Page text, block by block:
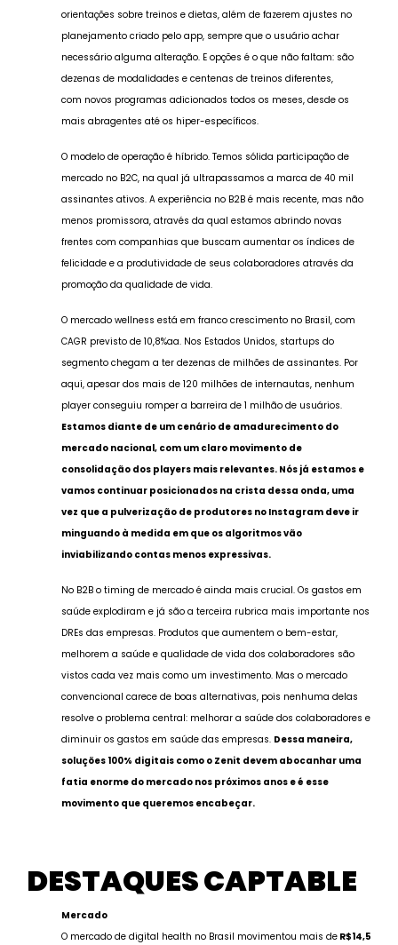
orientações sobre treinos e dietas, além de fazerem ajustes no
planejamento criado pelo app, sempre que o usuário achar
necessário alguma alteração. E opções é o que não faltam: são
dezenas de modalidades e centenas de treinos diferentes,
com novos programas adicionados todos os meses, desde os
mais abragentes até os hiper-específicos.
O modelo de operação é híbrido. Temos sólida participação de
mercado no B2C, na qual já ultrapassamos a marca de 40 mil
assinantes ativos. A experiência no B2B é mais recente, mas não
menos promissora, através da qual estamos abrindo novas
frentes com companhias que buscam aumentar os índices de
felicidade e a produtividade de seus colaboradores através da
promoção da qualidade de vida.
O mercado wellness está em franco crescimento no Brasil, com
CAGR previsto de 10,8%aa. Nos Estados Unidos, startups do
segmento chegam a ter dezenas de milhões de assinantes. Por
aqui, apesar dos mais de 120 milhões de internautas, nenhum
player conseguiu romper a barreira de 1 milhão de usuários.
Estamos diante de um cenário de amadurecimento do
mercado nacional, com um claro movimento de
consolidação dos players mais relevantes. Nós já estamos e
vamos continuar posicionados na crista dessa onda, uma
vez que a pulverização de produtores no Instagram deve ir
minguando à medida em que os algoritmos vão
inviabilizando contas menos expressivas.
No B2B o timing de mercado é ainda mais crucial. Os gastos em
saúde explodiram e já são a terceira rubrica mais importante nos
DREs das empresas. Produtos que aumentem o bem-estar,
melhorem a saúde e qualidade de vida dos colaboradores são
vistos cada vez mais como um investimento. Mas o mercado
convencional carece de boas alternativas, pois nenhuma delas
resolve o problema central: melhorar a saúde dos colaboradores e
diminuir os gastos em saúde das empresas. Dessa maneira,
soluções 100% digitais como o Zenit devem abocanhar uma
fatia enorme do mercado nos próximos anos e é esse
movimento que queremos encabeçar.
DESTAQUES CAPTABLE
Mercado
O mercado de digital health no Brasil movimentou mais deR$14,5